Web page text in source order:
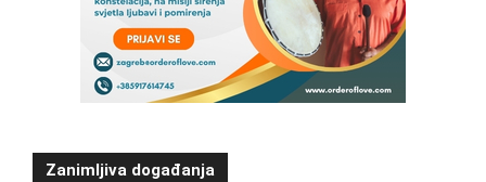
Zanimljiva događanja